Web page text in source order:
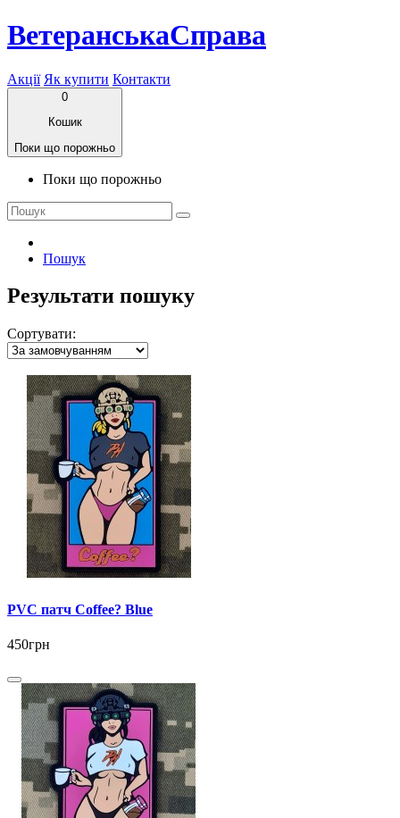
ВетеранськаСправа
Акції Як купити Контакти
0
Кошик
Поки що порожньо
Поки що порожньо
Пошук
Результати пошуку
Сортувати:
PVC патч Coffee? Blue
450грн